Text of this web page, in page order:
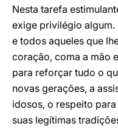
Nesta tarefa
exige privilégio
e todos aqueles que
coração, coma a mão
para reforçar tudo o
novas gerações, a
idosos, o respeito
suas legítimas